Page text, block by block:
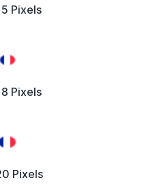
Pixels
Pixels
Pixels